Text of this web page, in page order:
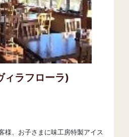
ラフローラ)
様、お子さまに味工房特製アイス